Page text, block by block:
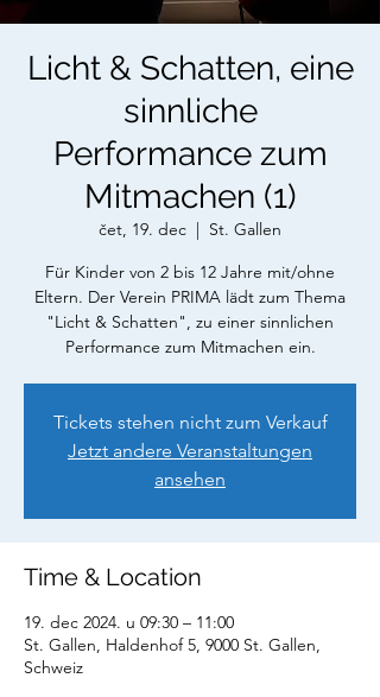
Licht & Schatten, eine
sinnliche
Performance zum
Mitmachen (1)
čet, 19. dec
  |
St. Gallen
Für Kinder von 2 bis 12 Jahre mit/ohne
Eltern. Der Verein PRIMA lädt zum Thema
"Licht & Schatten", zu einer sinnlichen
Performance zum Mitmachen ein.
Tickets stehen nicht zum Verkauf
Jetzt andere Veranstaltungen
ansehen
Time & Location
19. dec 2024. u 09:30 – 11:00
St. Gallen, Haldenhof 5, 9000 St. Gallen,
Schweiz